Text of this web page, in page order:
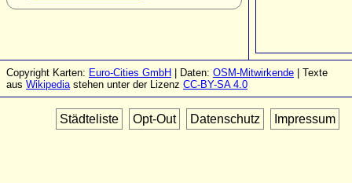
Copyright Karten: Euro-Cities GmbH | Daten: OSM-Mitwirkende | Texte
aus Wikipediastehen unter der Lizenz CC-BY-SA 4.0
Städteliste Opt-Out Datenschutz Impressum